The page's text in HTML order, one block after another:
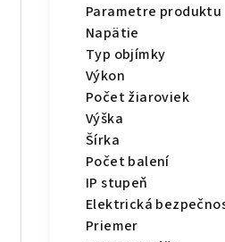
Parametre produktu
Napätie
Typ objímky
Výkon
Počet žiaroviek
Výška
Šírka
Počet balení
IP stupeň
Elektrická
Priemer